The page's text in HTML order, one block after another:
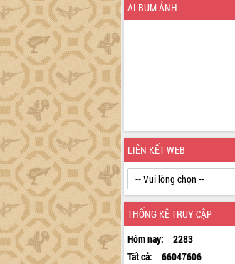
ALBUM ẢNH
LIÊN KẾT WEB
THỐNG KÊ TRUY CẬP
Hôm nay:
2283
Tất cả:
66047606